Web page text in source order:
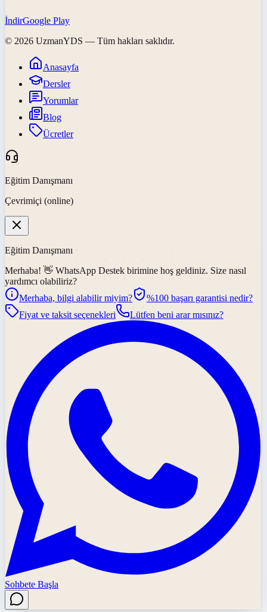
İndirGoogle Play
© 2026 UzmanYDS — Tüm hakları saklıdır.
Anasayfa
Dersler
Yorumlar
Blog
Ücretler
Eğitim Danışmanı
Çevrimiçi (online)
Eğitim Danışmanı
Merhaba! 👋 WhatsApp Destek birimine hoş geldiniz. Size nasıl
yardımcı olabiliriz?
Merhaba, bilgi alabilir miyim?
%100 başarı garantisi nedir?
Fiyat ve taksit seçenekleri
Lütfen beni arar mısınız?
Sohbete Başla